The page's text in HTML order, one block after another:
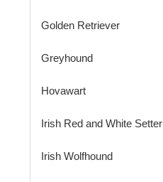
Golden Retriever
Greyhound
Hovawart
Irish Red and White Setter
Irish Wolfhound